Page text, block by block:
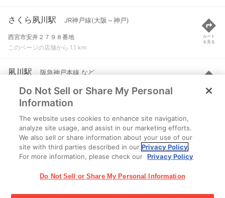
さくら夙川駅 JR神戸線(大阪～神戸)
西宮市安井２７９８番地
このページの店舗から 1.1 km
ルート
を見る
夙川駅 阪急神戸本線 など
西宮市相生町２-１
このページの店舗から 1.1 km
ルート
を見る
芦屋駅 JR神戸線(大阪～神戸)
兵庫県芦屋市船戸町1-30
このページの店舗から 1.2 km
Do Not Sell or Share My Personal
Information
The website uses cookies to enhance site navigation,
analyze site usage, and assist in our marketing efforts.
We also sell or share information about your use of our
site with third parties described in ourPrivacy Policy.
For more information, please check our Privacy Policy
Do Not Sell or Share My Personal Information